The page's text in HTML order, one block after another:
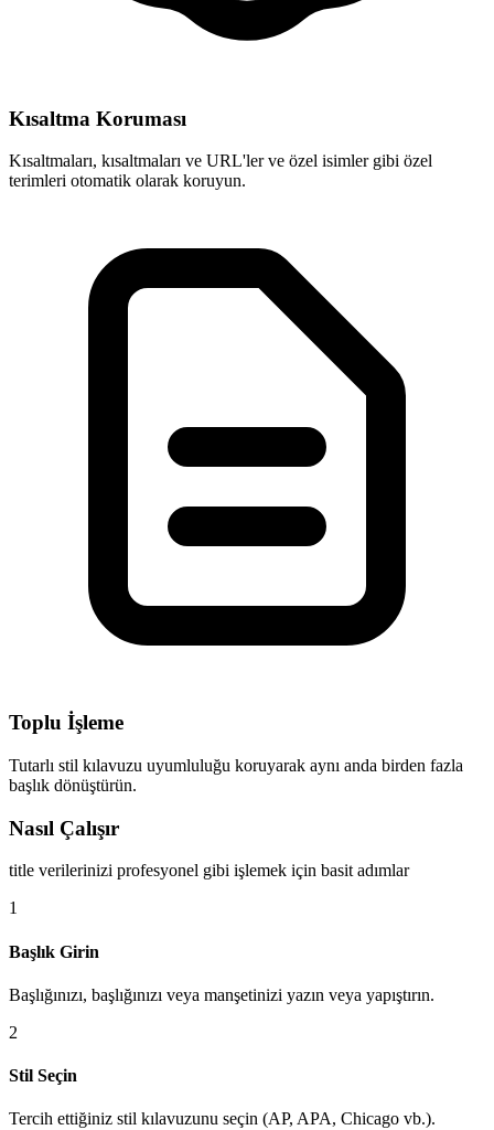
Kısaltma Koruması
Kısaltmaları, kısaltmaları ve URL'ler ve özel isimler gibi özel
terimleri otomatik olarak koruyun.
Toplu İşleme
Tutarlı stil kılavuzu uyumluluğu koruyarak aynı anda birden fazla
başlık dönüştürün.
Nasıl Çalışır
title verilerinizi profesyonel gibi işlemek için basit adımlar
1
Başlık Girin
Başlığınızı, başlığınızı veya manşetinizi yazın veya yapıştırın.
2
Stil Seçin
Tercih ettiğiniz stil kılavuzunu seçin (AP, APA, Chicago vb.).